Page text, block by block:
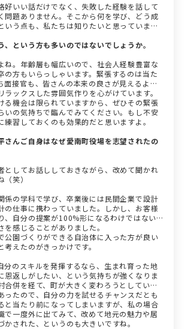
好いい話だけでなく、失敗した経験を話して
問題ありません。そこから何を学び、どう成
いう点も、私たちは知りたいと思っていま
、という方も多いのではないでしょうか。
ね。年齢層も幅広いので、社会人経験豊富な
の方もいらっしゃいます。緊張するのは当た
面接官も、皆さんの本来の良さが見えるよう
ラックスした雰囲気作りを心がけています。
る機会は限られていますから、ぜひその緊張
いの気持ちで臨んでみてください。もし不安
練習しておくのも効果的だと思いますよ。
さんご自身はなぜ愛南町役場を志望されたの
としてお話ししておきながら、改めて聞かれ
笑）
係の学科で学び、卒業後には民間企業で設計
の仕事に携わっていました。しかし、お客様
、自分の提案が100%形になるわけではない、
を感じることがありました。
公園づくりができる自治体に入った方が良い
考えたのがきっかけです。
分のスキルを発揮するなら、生まれ育った地
恩返しがしたい、という気持ちが強くなりま
合併を経て、町が大きく変わろうとしている
ったので、自分の力を試せるチャンスだとも
と当たり前になってしまいますが、私の場合
で一度外に出てみて、改めて地元の魅力や居
かされた、というのも大きいですね。